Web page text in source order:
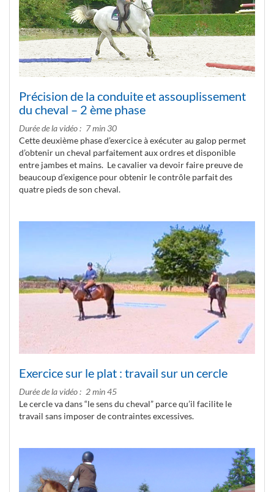
Précision de la conduite et assouplissement
du cheval – 2 ème phase
Durée de la vidéo
7 min 30
Cette deuxième phase d’exercice à exécuter au galop permet
d’obtenir un cheval parfaitement aux ordres et disponible
entre jambes et mains. Le cavalier va devoir faire preuve de
beaucoup d’exigence pour obtenir le contrôle parfait des
quatre pieds de son cheval.
Exercice sur le plat : travail sur un cercle
Durée de la vidéo
2 min 45
Le cercle va dans “le sens du cheval” parce qu’il facilite le
travail sans imposer de contraintes excessives.